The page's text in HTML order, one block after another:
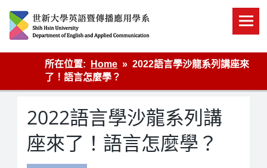
content
英語傳播
所在位置:
Home
2022語言學沙龍系列講座來
了！語言怎麼學？
2022語言學沙龍系列講
座來了！語言怎麼學？